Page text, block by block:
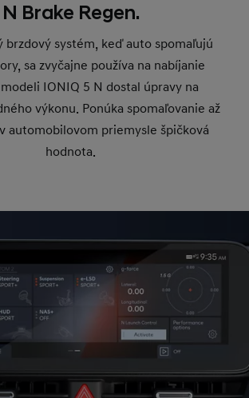
N Brake Regen.
brzdový systém, keď auto spomaľujú
sa zvyčajne používa na nabíjanie
IONIQ 5 N dostal úpravy na
výkonu. Ponúka spomaľovanie až
automobilovom priemysle špičková
hodnota.